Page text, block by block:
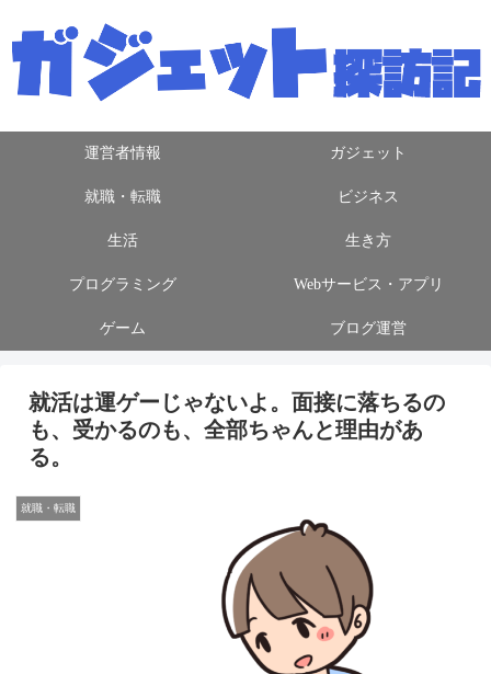
運営者情報 ガジェット
就職・転職 ビジネス
生活 生き方
プログラミング Webサービス・アプリ
ゲーム ブログ運営
就活は運ゲーじゃないよ。面接に落ちるの
も、受かるのも、全部ちゃんと理由があ
る。
就職・転職